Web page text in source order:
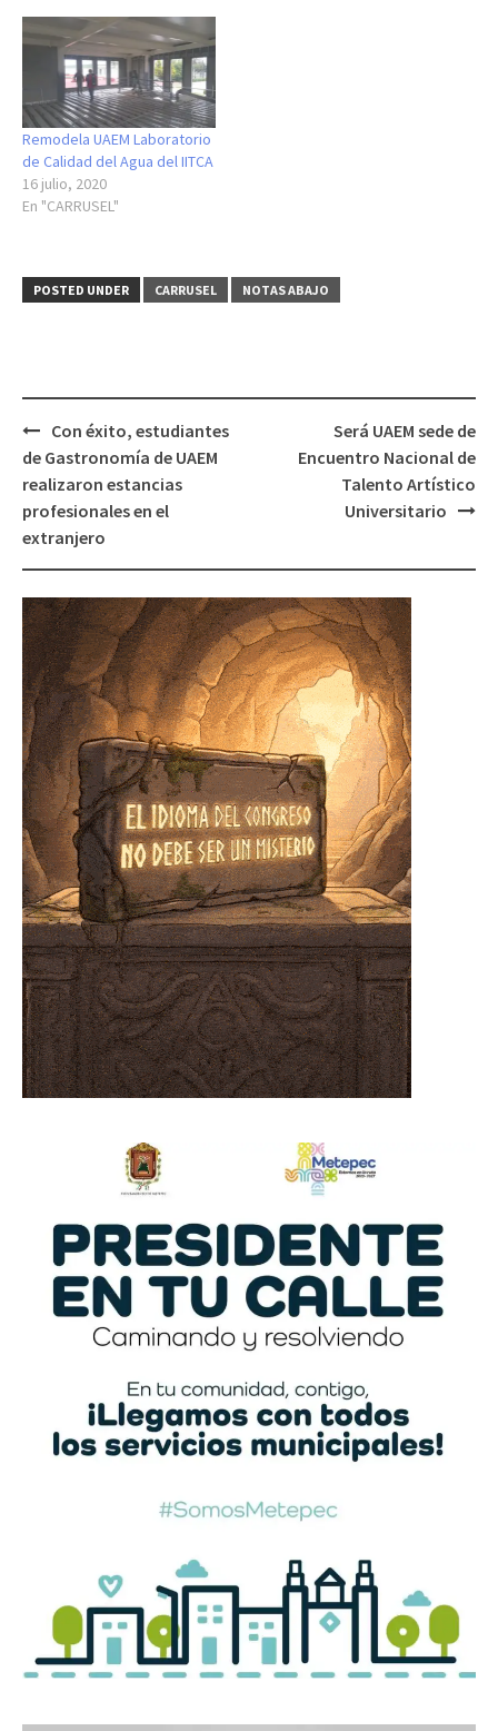
Remodela UAEM Laboratorio
de Calidad del Agua del IITCA
16 julio, 2020
En "CARRUSEL"
POSTED UNDER CARRUSEL NOTAS ABAJO
Post
navigation
Con éxito, estudiantes
de Gastronomía de UAEM
realizaron estancias
profesionales en el
extranjero
Será UAEM sede de
Encuentro Nacional de
Talento Artístico
Universitario